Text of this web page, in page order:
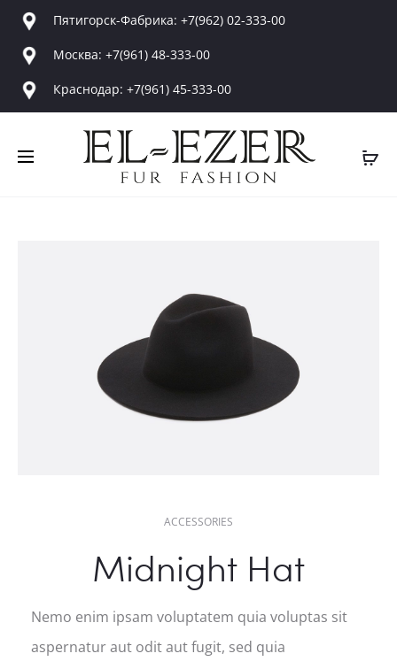
Пятигорск-Фабрика: +7(962) 02-333-00
Москва: +7(961) 48-333-00
Краснодар: +7(961) 45-333-00
ACCESSORIES
Midnight Hat
Nemo enim ipsam voluptatem quia voluptas sit
aspernatur aut odit aut fugit, sed quia